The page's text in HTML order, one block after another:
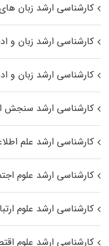
کارشناسی ارشد زبان‌
کارشناسی ارشد زبان و
کارشناسی ارشد زبان و
کارشناسی ارشد سنجش
کارشناسی ارشد علم
کارشناسی ارشد علوم
کارشناسی ارشد علوم
کارشناسی ارشد علوم